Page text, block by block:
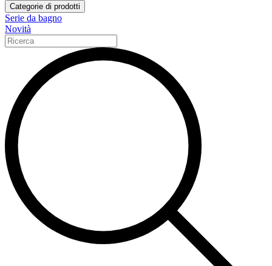
Categorie di prodotti
Serie da bagno
Novità